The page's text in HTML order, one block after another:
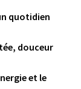
quotidien
douceur
et le